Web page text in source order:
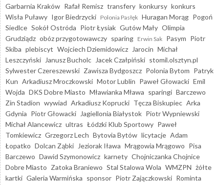
Garbarnia Kraków Rafał Remisz transfery konkursy konkurs
Wisła Puławy Igor Biedrzycki Polonia Pasłęk Huragan Morąg Pogoń
Siedlce Sokół Ostróda Piotr Łysiak Gutów Mały Olimpia
Grudziądz obóz przygotowawczy sparing Erwin Sak Pasym Piotr
Skiba plebiscyt Wojciech Dziemidowicz Jarocin Michał
Leszczyński
Janusz Bucholc Jacek Czałpiński stomil.olsztyn.pl
Sylwester Czereszewski Zawisza Bydgoszcz Polonia Bytom Patryk
Kun Arkadiusz Mroczkowski Motor Lublin Paweł Głowacki Emil
Wojda DKS Dobre Miasto Mławianka Mława sparingi Barczewo
Zin Stadion wywiad Arkadiusz Koprucki Tęcza Biskupiec Arka
Gdynia Piotr Głowacki Jagiellonia Białystok Piotr Wypniewski
Michał Alancewicz ultras Łódzki Klub Sportowy Paweł
Tomkiewicz Grzegorz Lech Bytovia Bytów licytacje Adam
Łopatko Dolcan Ząbki Jeziorak Iława Mrągowia Mrągowo Pisa
Barczewo Dawid Szymonowicz karnety Chojniczanka Chojnice
Dobre Miasto Zatoka Braniewo Stal Stalowa Wola WMZPN żółte
kartki Galeria Warmińska sponsor Piotr Zajączkowski Rominta